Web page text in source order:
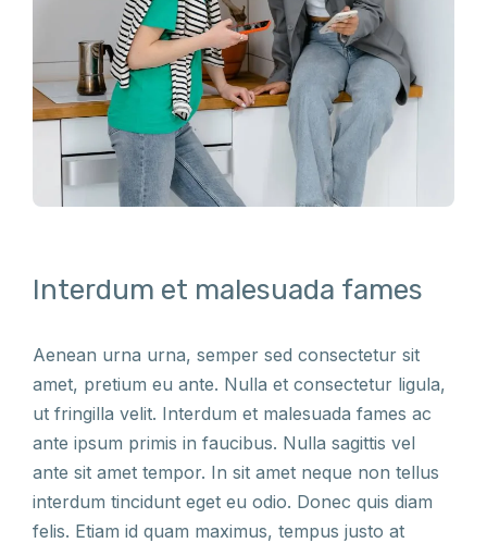
Interdum et malesuada fames
Aenean urna urna, semper sed consectetur sit
amet, pretium eu ante. Nulla et consectetur ligula,
ut fringilla velit. Interdum et malesuada fames ac
ante ipsum primis in faucibus. Nulla sagittis vel
ante sit amet tempor. In sit amet neque non tellus
interdum tincidunt eget eu odio. Donec quis diam
felis. Etiam id quam maximus, tempus justo at